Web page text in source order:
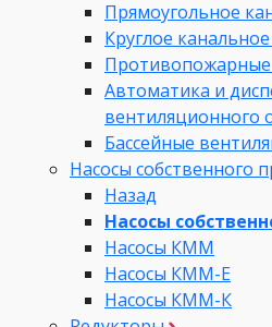
Прямоугольное
Круглое
Противопожарные
Автоматика и
вентиляционного
Бассейные
Насосы собственного
Назад
Насосы
Насосы КММ
Насосы КММ-Е
Насосы КММ-К